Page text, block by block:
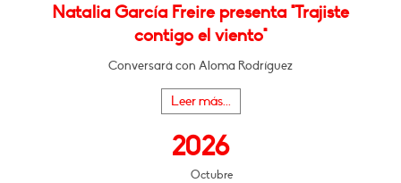
Natalia García Freire presenta "Trajiste
contigo el viento"
Conversará con Aloma Rodríguez
Leer más...
2026
Octubre